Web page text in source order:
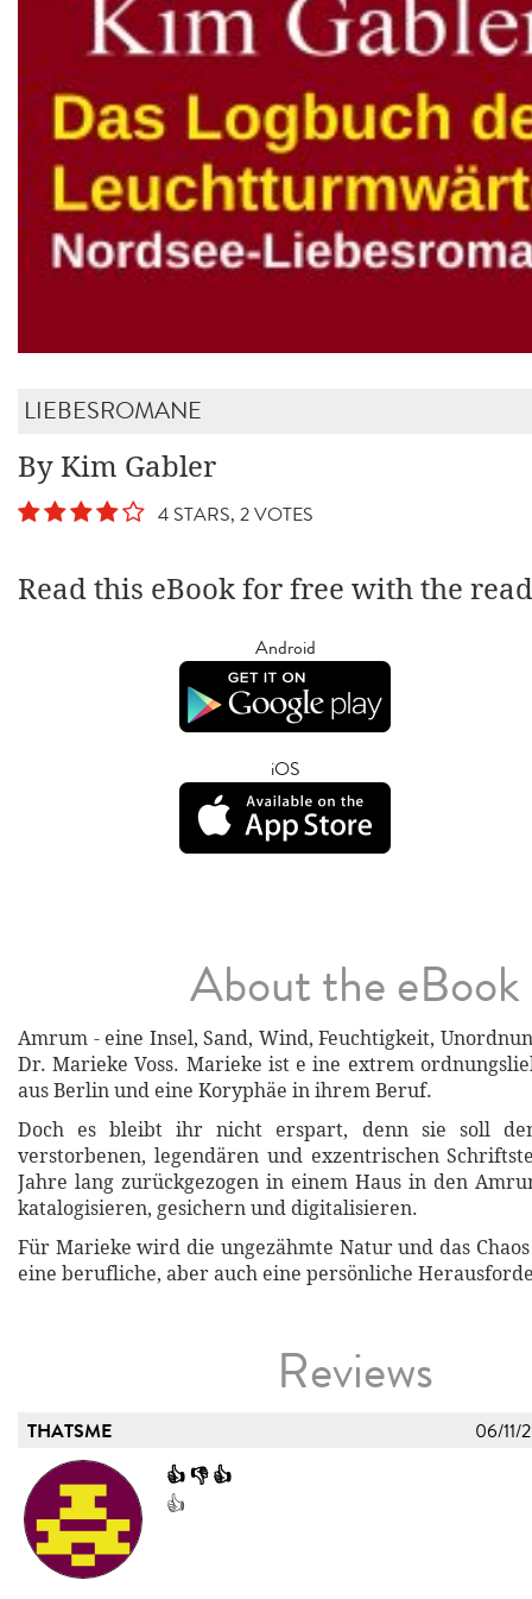
LIEBESROMANE
By Kim Gabler
4 STARS, 2 VOTES
Read this eBook for free with the
Android
iOS
About the eBook
Amrum - eine Insel, Sand, Wind, Feuchtigkeit,
Dr. Marieke Voss. Marieke ist e ine extrem
aus Berlin und eine Koryphäe in ihrem Beruf.
Doch es bleibt ihr nicht erspart, denn sie soll
verstorbenen, legendären und exzentrischen
Jahre lang zurückgezogen in einem Haus in den
katalogisieren, gesichern und digitalisieren.
Für Marieke wird die ungezähmte Natur und das
eine berufliche, aber auch eine persönliche
Reviews
THATSME 06/11/
👍 👎 👍
👍